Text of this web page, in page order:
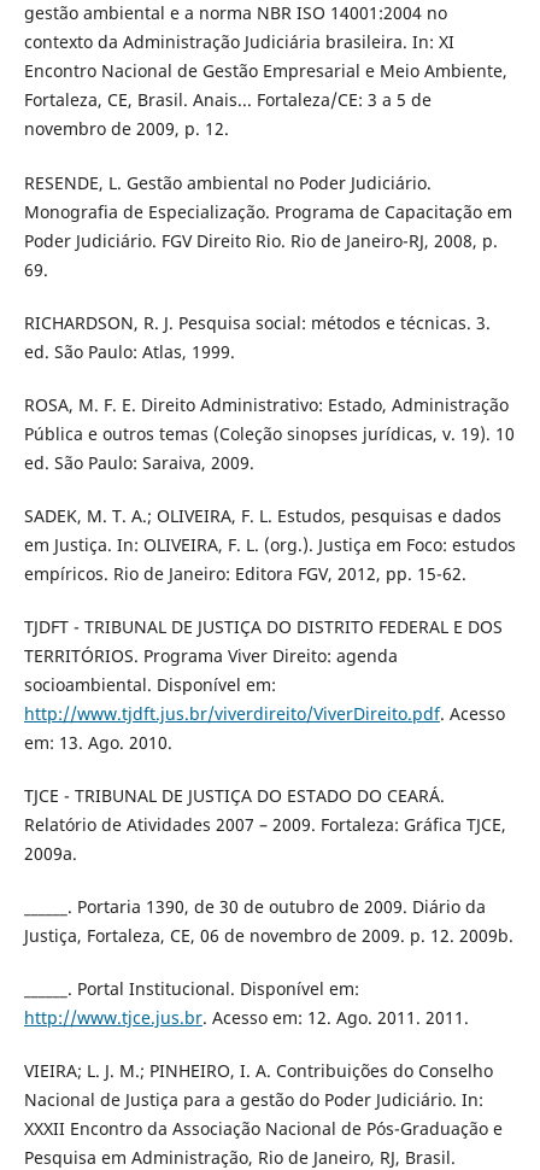
gestão ambiental e a norma NBR ISO 14001:2004 no
contexto da Administração Judiciária brasileira. In: XI
Encontro Nacional de Gestão Empresarial e Meio Ambiente,
Fortaleza, CE, Brasil. Anais... Fortaleza/CE: 3 a 5 de
novembro de 2009, p. 12.
RESENDE, L. Gestão ambiental no Poder Judiciário.
Monografia de Especialização. Programa de Capacitação em
Poder Judiciário. FGV Direito Rio. Rio de Janeiro-RJ, 2008, p.
69.
RICHARDSON, R. J. Pesquisa social: métodos e técnicas. 3.
ed. São Paulo: Atlas, 1999.
ROSA, M. F. E. Direito Administrativo: Estado, Administração
Pública e outros temas (Coleção sinopses jurídicas, v. 19). 10
ed. São Paulo: Saraiva, 2009.
SADEK, M. T. A.; OLIVEIRA, F. L. Estudos, pesquisas e dados
em Justiça. In: OLIVEIRA, F. L. (org.). Justiça em Foco: estudos
empíricos. Rio de Janeiro: Editora FGV, 2012, pp. 15-62.
TJDFT - TRIBUNAL DE JUSTIÇA DO DISTRITO FEDERAL E DOS
TERRITÓRIOS. Programa Viver Direito: agenda
socioambiental. Disponível em:
http://www.tjdft.jus.br/viverdireito/ViverDireito.pdf. Acesso
em: 13. Ago. 2010.
TJCE - TRIBUNAL DE JUSTIÇA DO ESTADO DO CEARÁ.
Relatório de Atividades 2007 – 2009. Fortaleza: Gráfica TJCE,
2009a.
______. Portaria 1390, de 30 de outubro de 2009. Diário da
Justiça, Fortaleza, CE, 06 de novembro de 2009. p. 12. 2009b.
______. Portal Institucional. Disponível em:
http://www.tjce.jus.br. Acesso em: 12. Ago. 2011. 2011.
VIEIRA; L. J. M.; PINHEIRO, I. A. Contribuições do Conselho
Nacional de Justiça para a gestão do Poder Judiciário. In:
XXXII Encontro da Associação Nacional de Pós-Graduação e
Pesquisa em Administração, Rio de Janeiro, RJ, Brasil.